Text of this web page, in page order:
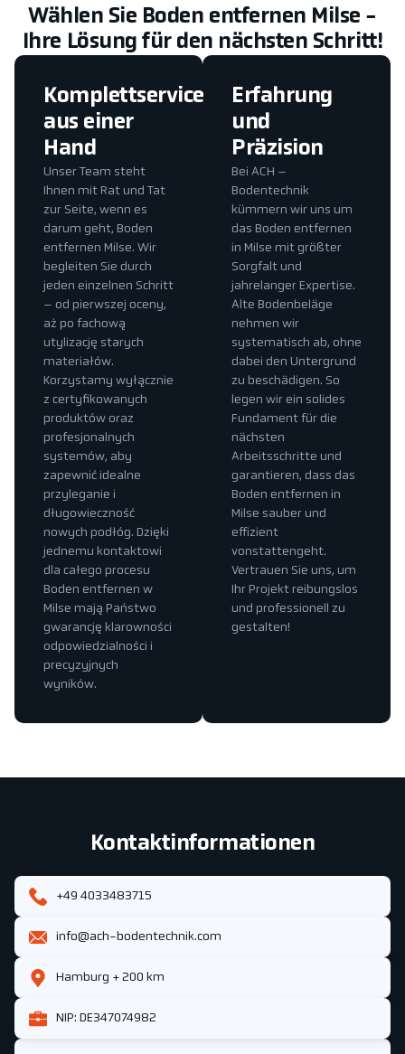
Wählen Sie Boden entfernen Milse -
Ihre Lösung für den nächsten Schritt!
Erfahrung
und
Präzision
Bei ACH –
Bodentechnik
kümmern wir uns um
das Boden entfernen
in Milse mit größter
Sorgfalt und
jahrelanger Expertise.
Alte Bodenbeläge
nehmen wir
systematisch ab, ohne
dabei den Untergrund
zu beschädigen. So
legen wir ein solides
Fundament für die
nächsten
Arbeitsschritte und
garantieren, dass das
Boden entfernen in
Milse sauber und
effizient
vonstattengeht.
Vertrauen Sie uns, um
Ihr Projekt reibungslos
und professionell zu
gestalten!
Komplettservice
aus einer
Hand
Unser Team steht
Ihnen mit Rat und Tat
zur Seite, wenn es
darum geht, Boden
entfernen Milse. Wir
begleiten Sie durch
jeden einzelnen Schritt
– od pierwszej oceny,
aż po fachową
utylizację starych
materiałów.
Korzystamy wyłącznie
z certyfikowanych
produktów oraz
profesjonalnych
systemów, aby
zapewnić idealne
przyleganie i
długowieczność
nowych podłóg. Dzięki
jednemu kontaktowi
dla całego procesu
Boden entfernen w
Milse mają Państwo
gwarancję klarowności
odpowiedzialności i
precyzyjnych
wyników.
Kontaktinformationen
+49 4033483715
info@ach-bodentechnik.com
Hamburg + 200 km
NIP: DE347074982